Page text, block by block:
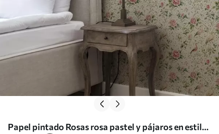
Papel pintado Rosas rosa pastel y pájaros en estilo